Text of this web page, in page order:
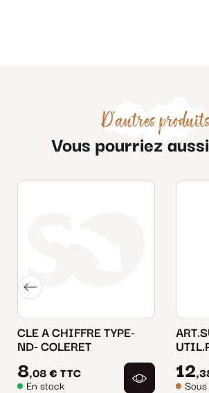
D'autres
Vous pourriez
CLE A CHIFFRE TYPE-
ND- COLERET
8,08 € TTC
En stock
12
Sous